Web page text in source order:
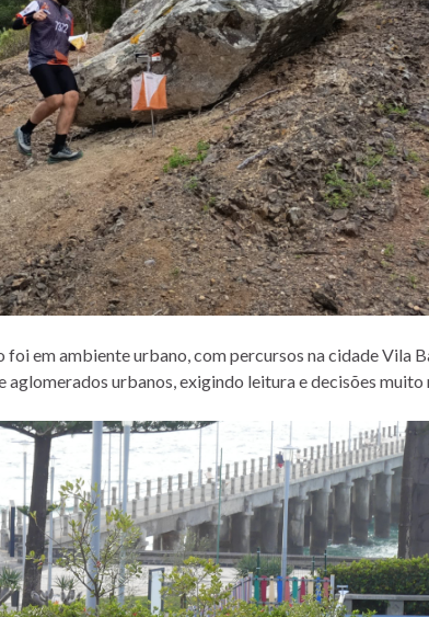
foi em ambiente urbano, com percursos na cidade Vila
aglomerados urbanos, exigindo leitura e decisões muito